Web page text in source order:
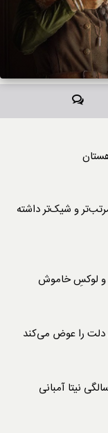
دیدگاه‌ها
و شیک‌تر داشته
و لوکسِ خاموش
دلت را عوض می‌کند